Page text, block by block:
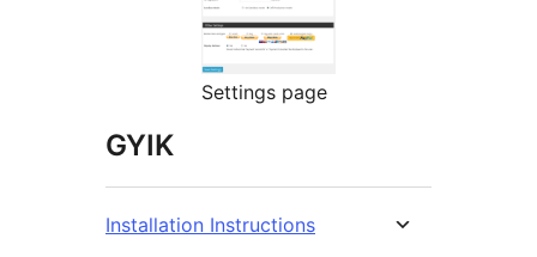
Settings page
GYIK
Installation Instructions